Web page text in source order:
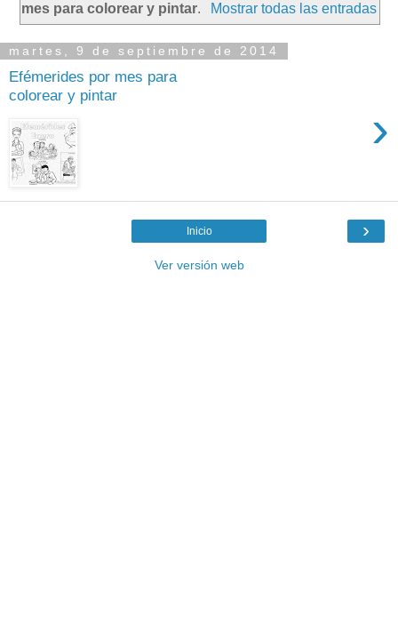
mes para colorear y pintar. Mostrar todas las entradas
martes, 9 de septiembre de 2014
Efémerides por mes para
colorear y pintar
›
›
Inicio
Ver versión web